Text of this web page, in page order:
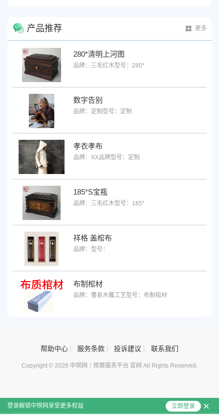
产品推荐 更多
280*清明上河图
品牌：三毛红木型号：280*
数字告别
品牌：定制 型号：定制
孝衣孝布
品牌：XX品牌型号：定制
185*S宝瓶
品牌：三毛红木型号：185*
祥格 盖棺布
品牌： 型号：
布制棺材
品牌：曹县木雕工艺型号：布制棺材
帮助中心 服务条款 投诉建议 联系我们
Copyright © 2026 中殡网｜殡葬服务平台 官网 All Rights Reserved.
登录解锁中殡网享受更多权益 立即登录